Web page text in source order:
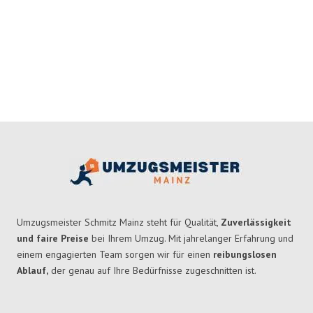
Umzugsmeister Schmitz Mainz steht für Qualität, Zuverlässigkeit
und faire Preise bei Ihrem Umzug. Mit jahrelanger Erfahrung und
einem engagierten Team sorgen wir für einen reibungslosen
Ablauf, der genau auf Ihre Bedürfnisse zugeschnitten ist.